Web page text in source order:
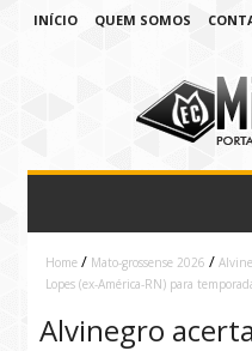
INÍCIO QUEM SOMOS
Home / Mato-grossense 2026 /
Lopes (ex-América-RN) para
Alvinegro